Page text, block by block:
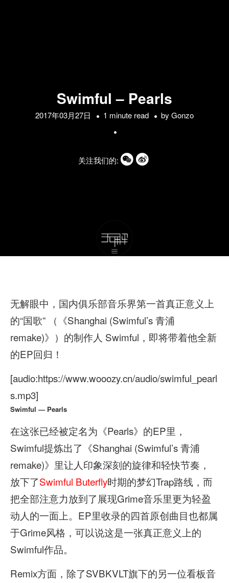
Swimful – Pearls
2017年03月27日 1 minute read by Gonzo
关注我们的:
无解眼中，国内俱乐部音乐界第一首真正意义上
的“国歌” （《Shanghai (Swimful’s 青浦
remake)》）的制作人 Swimful，即将带着他全新
的EP回归！
[audio:https://www.wooozy.cn/audio/swimful_pearl
s.mp3]
Swimful — Pearls
在这张已经被定名为《Pearls》的EP里，
Swimful提炼出了《Shanghai (Swimful’s 青浦
remake)》里让人印象深刻的旋律和轻快节奏，
放下了Swimful Buterfly时期的梦幻Trap路线，而
把全部注意力放到了展现Grime音乐里更为轻盈
动人的一面上。EP里收录的四首原创曲目也都属
于Grime风格，可以说这是一张真正意义上的
Swimful作品。
Remix方面，除了SVBKVLT旗下的另一位看板音